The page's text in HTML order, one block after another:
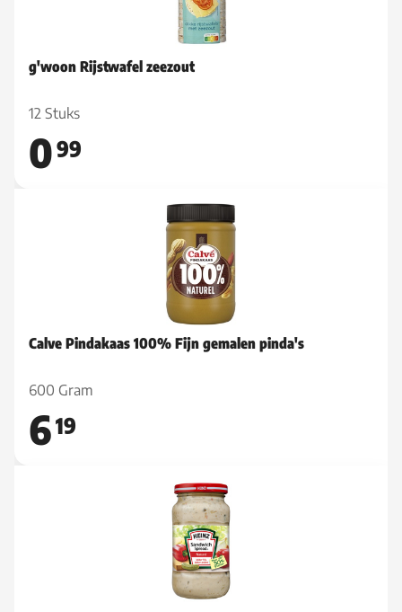
g'woon Rijstwafel zeezout
12 Stuks
099
Calve Pindakaas 100% Fijn gemalen pinda's
600 Gram
619